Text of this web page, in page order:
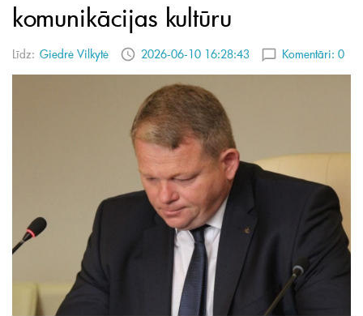
komunikācijas kultūru
Līdz: Giedrė Vilkytė 2026-06-10 16:28:43 Komentāri: 0